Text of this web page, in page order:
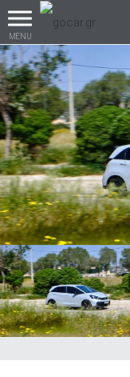
MENU
Βρες
Καινούρια